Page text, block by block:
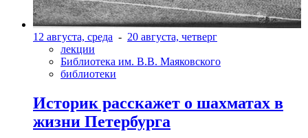
12 августа, среда - 20 августа, четверг
лекции
Библиотека им. В.В. Маяковского
библиотеки
Историк расскажет о шахматах в
жизни Петербурга